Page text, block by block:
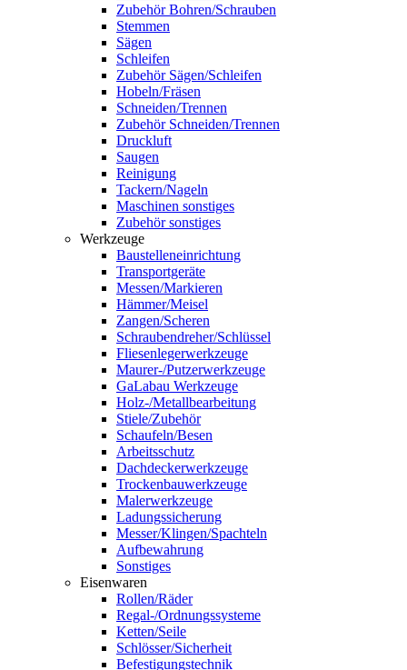
Zubehör Bohren/Schrauben
Stemmen
Sägen
Schleifen
Zubehör Sägen/Schleifen
Hobeln/Fräsen
Schneiden/Trennen
Zubehör Schneiden/Trennen
Druckluft
Saugen
Reinigung
Tackern/Nageln
Maschinen sonstiges
Zubehör sonstiges
Werkzeuge
Baustelleneinrichtung
Transportgeräte
Messen/Markieren
Hämmer/Meisel
Zangen/Scheren
Schraubendreher/Schlüssel
Fliesenlegerwerkzeuge
Maurer-/Putzerwerkzeuge
GaLabau Werkzeuge
Holz-/Metallbearbeitung
Stiele/Zubehör
Schaufeln/Besen
Arbeitsschutz
Dachdeckerwerkzeuge
Trockenbauwerkzeuge
Malerwerkzeuge
Ladungssicherung
Messer/Klingen/Spachteln
Aufbewahrung
Sonstiges
Eisenwaren
Rollen/Räder
Regal-/Ordnungssysteme
Ketten/Seile
Schlösser/Sicherheit
Befestigungstechnik